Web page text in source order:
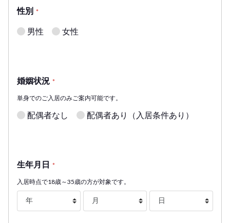
性別 *
男性 女性
婚姻状況 *
単身でのご入居のみご案内可能です。
配偶者なし 配偶者あり（入居条件あり）
生年月日 *
入居時点で18歳～35歳の方が対象です。